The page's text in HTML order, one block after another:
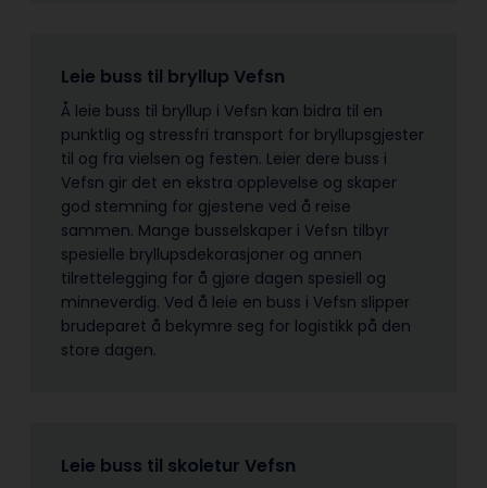
Leie buss til bryllup Vefsn
Å leie buss til bryllup i Vefsn kan bidra til en
punktlig og stressfri transport for bryllupsgjester
til og fra vielsen og festen. Leier dere buss i
Vefsn gir det en ekstra opplevelse og skaper
god stemning for gjestene ved å reise
sammen. Mange busselskaper i Vefsn tilbyr
spesielle bryllupsdekorasjoner og annen
tilrettelegging for å gjøre dagen spesiell og
minneverdig. Ved å leie en buss i Vefsn slipper
brudeparet å bekymre seg for logistikk på den
store dagen.
Leie buss til skoletur Vefsn